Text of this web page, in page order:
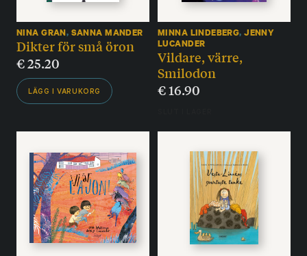
NINA GRAN, SANNA MANDER
Dikter för små öron
€25.20
LÄGG I VARUKORG
MINNA LINDEBERG,JENNY
LUCANDER
Vildare, värre,
Smilodon
€16.90